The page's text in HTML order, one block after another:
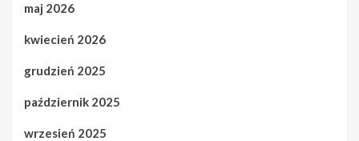
maj 2026
kwiecień 2026
grudzień 2025
październik 2025
wrzesień 2025